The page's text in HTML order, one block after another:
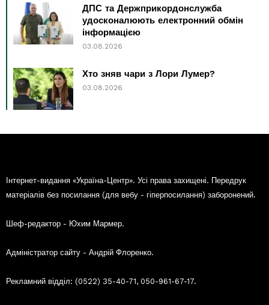
ДПС та Держприкордонслужба
удосконалюють електронний обмін
інформацією
03.08.2026
Хто зняв чари з Лори Лумер?
03.08.2026
Інтернет-видання «Україна-Центр». Усі права захищені. Передрук
матеріалів без посилання (для вебу - гіперпосилання) заборонений.
Шеф-редактор - Юхим Мармер.
Адміністратор сайту - Андрій Флоренко.
Рекламний відділ: (0522) 35-40-71, 050-961-67-17.